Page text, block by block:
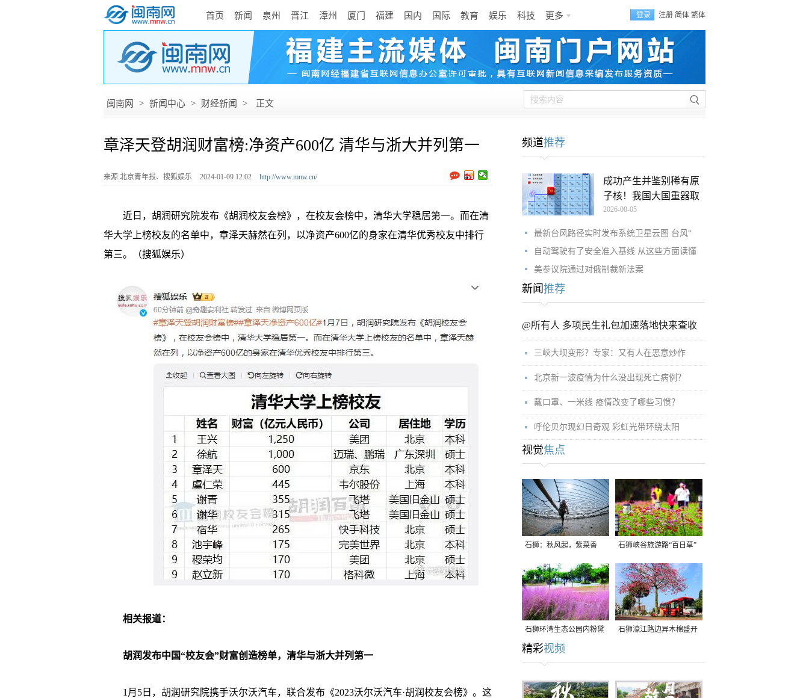
首页 新闻 泉州 晋江 漳州 厦门 福建 国内 国际 教育 娱乐 科技 更多 登录 注册 简体 繁体
闽南网 > 新闻中心 > 财经新闻 > 正文
章泽天登胡润财富榜:净资产600亿 清华与浙大并列第一
来源:北京青年报、搜狐娱乐 2024-01-09 12:02 http://www.mnw.cn/
近日，胡润研究院发布《胡润校友会榜》，在校友会榜中，清华大学稳居第一。而在清
华大学上榜校友的名单中，章泽天赫然在列，以净资产600亿的身家在清华优秀校友中排行
第三。（搜狐娱乐）
相关报道：
胡润发布中国“校友会”财富创造榜单，清华与浙大并列第一
1月5日，胡润研究院携手沃尔沃汽车，联合发布《2023沃尔沃汽车·胡润校友会榜》。这
频道推荐
成功产生并鉴别稀有原
子核！我国大国重器取
2026-08-05
最新台风路径实时发布系统卫星云图 台风“
自动驾驶有了安全准入基线 从这些方面读懂
美参议院通过对俄制裁新法案
新闻 推荐
@所有人 多项民生礼包加速落地快来查收
三峡大坝变形？专家：又有人在恶意炒作
北京新一波疫情为什么没出现死亡病例？
戴口罩、一米线 疫情改变了哪些习惯？
呼伦贝尔现幻日奇观 彩虹光带环绕太阳
视觉焦点
石狮：秋风起，紫菜香 石狮峡谷旅游路“百日草”
争相斗艳
石狮环湾生态公园内粉黛
乱子草盛放
石狮濠江路边异木棉盛开
精彩视频